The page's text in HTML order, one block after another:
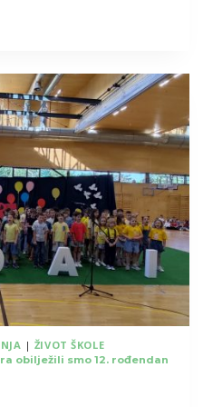
| ŽIVOT ŠKOLE
obilježili smo 12. rođendan